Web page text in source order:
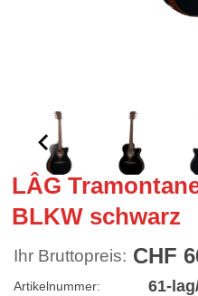
LÂG
BLKW schwarz
Ihr Bruttopreis: CHF
Artikelnummer: 61-